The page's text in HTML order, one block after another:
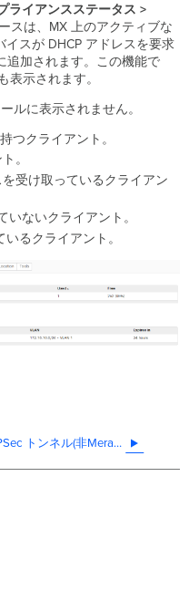
ライアンスステータス >
スは、MX 上のアクティブな
イスが DHCP アドレスを要求
追加されます。この機能で
表示されます。
ルに表示されません。
つクライアント。
。
受け取っているクライアン
ないクライアント。
るクライアント。
IPSec トンネル(非Meraki VPN) のトンネル冗長化